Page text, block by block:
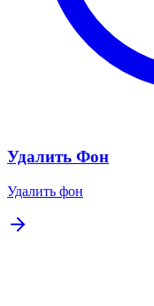
Удалить Фон
Удалить фон